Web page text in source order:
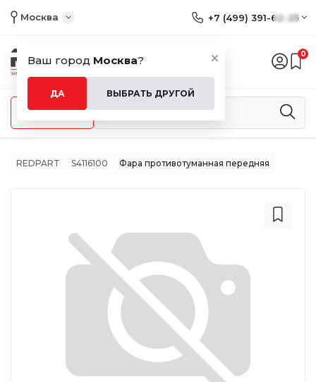
Ваш город Москва?
ДА ВЫБРАТЬ ДРУГОЙ
Москва +7 (499) 391-62-25
0
Меню
REDPART S4116100 Фара противотуманная передняя